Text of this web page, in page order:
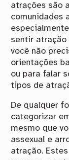
atrações são
comunidades
sentir atração
você não
orientações
ou para falar
tipos de
De qualquer
categorizar
mesmo que
assexual e
atração.